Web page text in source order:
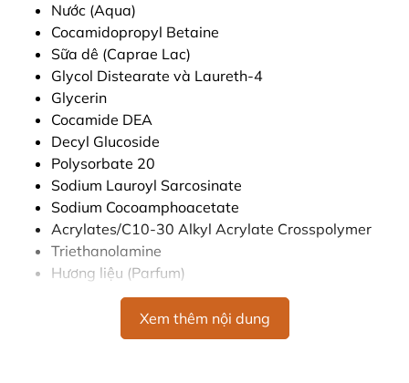
Nước (Aqua)
Cocamidopropyl Betaine
Sữa dê (Caprae Lac)
Glycol Distearate và Laureth-4
Glycerin
Cocamide DEA
Decyl Glucoside
Polysorbate 20
Sodium Lauroyl Sarcosinate
Sodium Cocoamphoacetate
Acrylates/C10-30 Alkyl Acrylate Crosspolymer
Triethanolamine
Hương liệu (Parfum)
Phenoxyethanol
Potassium Sorbate
Chiết xuất hoa cúc (Chamomilla Recutita Flower
Xem thêm nội dung